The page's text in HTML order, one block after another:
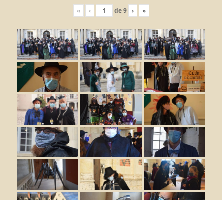
« ‹ de9 › »